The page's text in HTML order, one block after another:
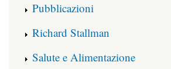
Pubblicazioni
Richard Stallman
Salute e Alimentazione